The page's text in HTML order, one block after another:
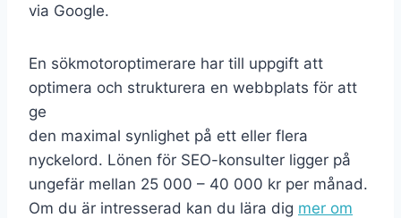
via Google.
En sökmotoroptimerare har till uppgift att
optimera och strukturera en webbplats för att
ge
den maximal synlighet på ett eller flera
nyckelord. Lönen för SEO-konsulter ligger på
ungefär mellan 25 000 – 40 000 kr per månad.
Om du är intresserad kan du lära dig mer om